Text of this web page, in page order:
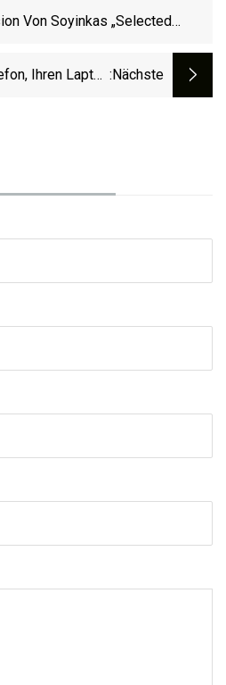
Von Soyinkas „Selected
Ihren Laptop :nächste